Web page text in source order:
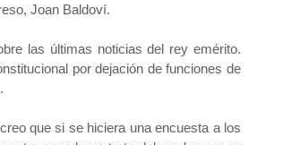
Joan Baldoví.
las últimas noticias del rey emérito.
por dejación de funciones de
que si se hiciera una encuesta a los